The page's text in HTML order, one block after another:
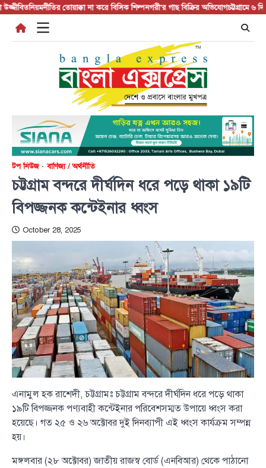
Skip
content
নিয়মনীতির তোয়াক্কা না করে বিসিক শিল্পনগরী’র গাছ বিক্রির অভিযোগচট্টগ্রামে ৬ দিনে
টপ নিউজ বাণিজ্য / অর্থনীতি
চট্টগ্রাম বন্দরে দীর্ঘদিন ধরে পড়ে থাকা ১৯টি
বিপজ্জনক কন্টেইনার ধ্বংস
October 28, 2025
এনামুল হক রাশেদী, চট্টগ্রামঃ চট্টগ্রাম বন্দরে দীর্ঘদিন ধরে পড়ে থাকা
১৯টি বিপজ্জনক পণ্যবাহী কন্টেইনার পরিবেশসম্মত উপায়ে ধ্বংস করা
হয়েছে। গত ২৫ ও ২৬ অক্টোবর দুই দিনব্যাপী এই ধ্বংস কার্যক্রম সম্পন্ন
হয়।
মঙ্গলবার (২৮ অক্টোবর) জাতীয় রাজস্ব বোর্ড (এনবিআর) থেকে পাঠানো